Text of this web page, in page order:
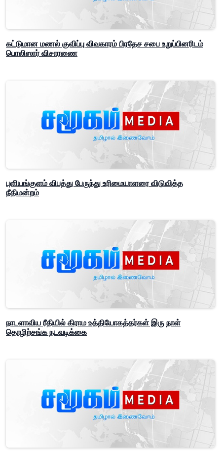
கட்டுமான மணல் குவிப்பு விவகாரம் பிரதேச சபை உறுப்பினரிடம்
பொலிஸார் விசாரணை
புளியங்குளம் விபத்து பேருந்து உரிமையாளரை விடுவித்த
நீதிமன்றம்
நாடளாவிய ரீதியில் கிராம உத்தியோகத்தர்கள் இரு நாள்
தொழிற்சங்க நடவடிக்கை